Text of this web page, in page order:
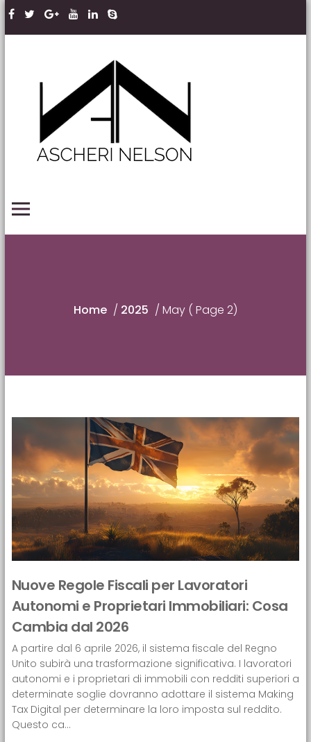
Skip to content
Home / 2025 / May( Page 2)
Nuove Regole Fiscali per Lavoratori
Autonomi e Proprietari Immobiliari: Cosa
Cambia dal 2026
A partire dal 6 aprile 2026, il sistema fiscale del Regno
Unito subirà una trasformazione significativa. I lavoratori
autonomi e i proprietari di immobili con redditi superiori a
determinate soglie dovranno adottare il sistema Making
Tax Digital per determinare la loro imposta sul reddito.
Questo ca...